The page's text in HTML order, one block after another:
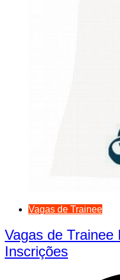
Vagas de Trainee
Vagas de Trainee
Inscrições